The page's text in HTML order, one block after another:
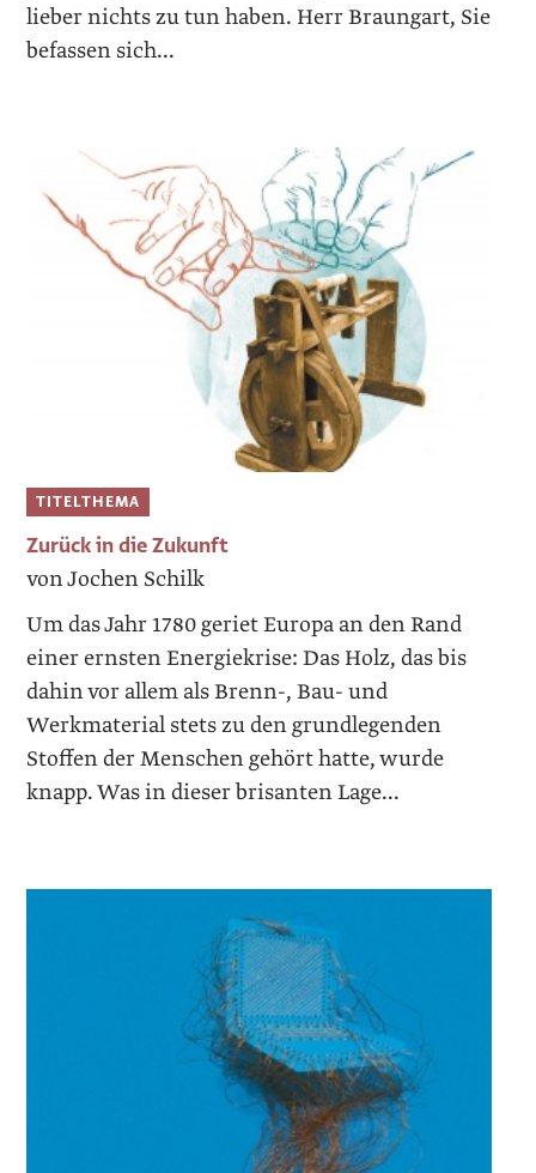
lieber nichts zu tun haben. Herr Braungart, Sie
befassen sich...
TITELTHEMA
Zurück in die Zukunft
von Jochen Schilk
Um das Jahr 1780 geriet Europa an den Rand
einer ernsten Energiekrise: Das Holz, das bis
dahin vor allem als Brenn-, Bau- und
Werkmaterial stets zu den grundlegenden
Stoffen der Menschen gehört hatte, wurde
knapp. Was in dieser brisanten Lage...